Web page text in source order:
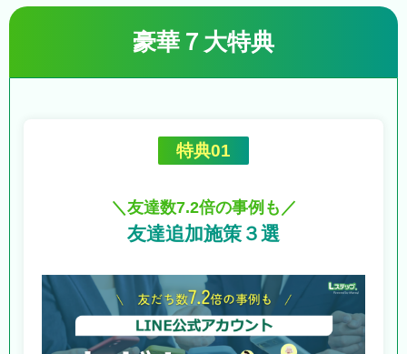
豪華７大特典
特典01
＼友達数7.2倍の事例も／
友達追加施策３選